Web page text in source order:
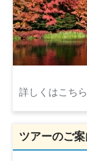
詳しくはこち
ツアーのご